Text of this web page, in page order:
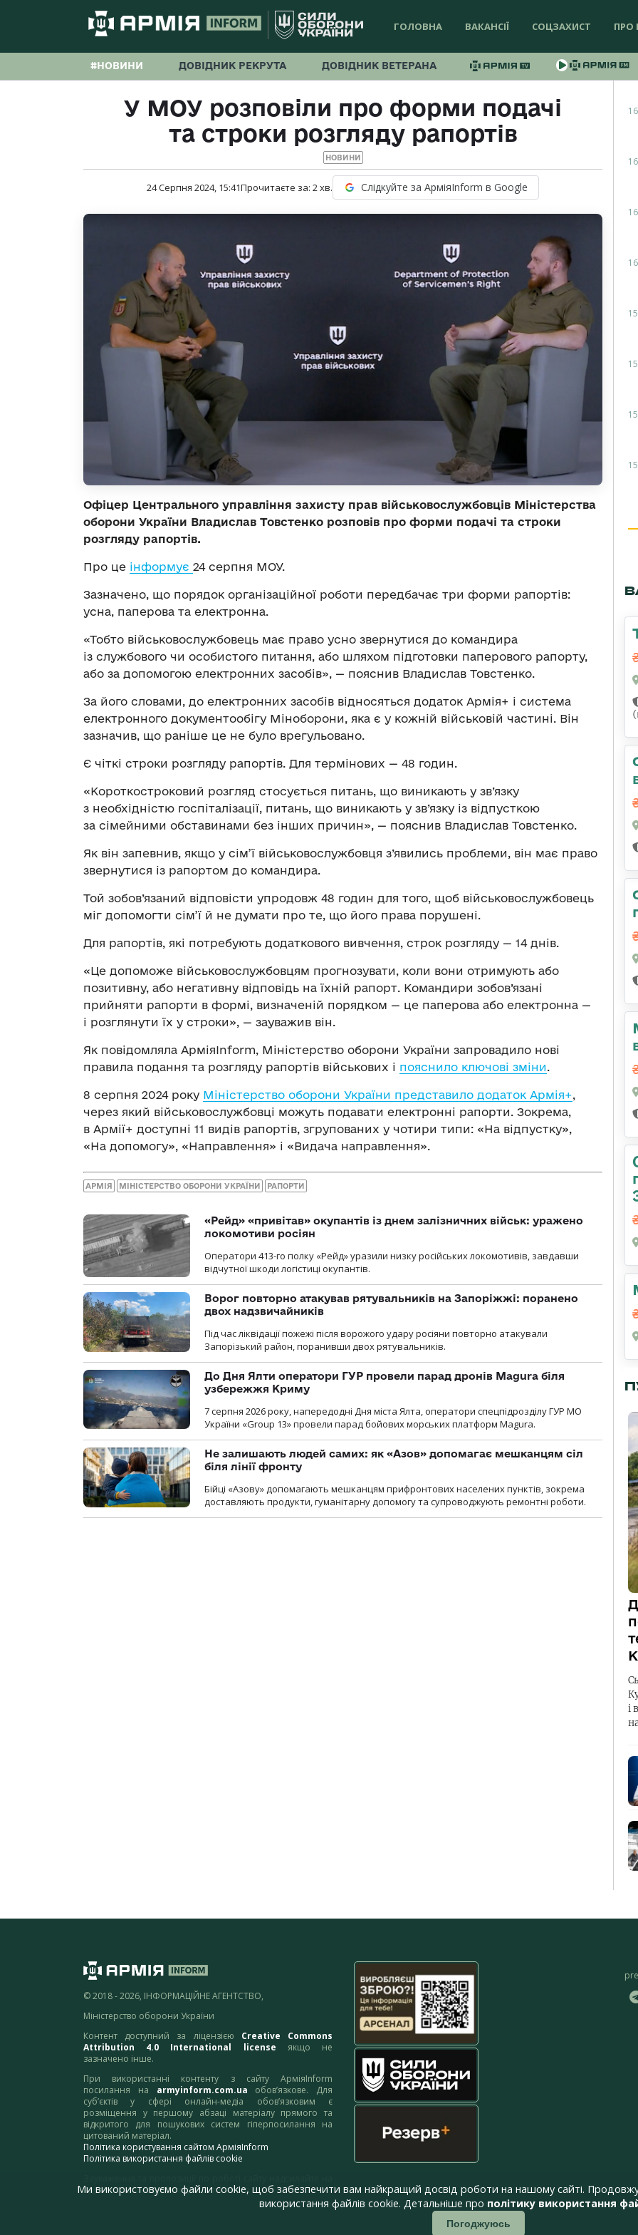
ГОЛОВНА ВАКАНСІЇ СОЦЗАХИСТ ПРО
#НОВИНИ ДОВІДНИК РЕКРУТА ДОВІДНИК ВЕТЕРАНА
У МОУ розповіли про форми подачі
та строки розгляду рапортів
НОВИНИ
24 Серпня 2024, 15:41Прочитаєте за: 2хв. Слідкуйте за АрміяInform в Google
Офіцер Центрального управління захисту прав військовослужбовців Міністерства
оборони України Владислав Товстенко розповів про форми подачі та строки
розгляду рапортів.
Про це інформує 24 серпня МОУ.
Зазначено, що порядок організаційної роботи передбачає три форми рапортів:
усна, паперова та електронна.
«Тобто військовослужбовець має право усно звернутися до командира
із службового чи особистого питання, або шляхом підготовки паперового рапорту,
або за допомогою електронних засобів», — пояснив Владислав Товстенко.
За його словами, до електронних засобів відносяться додаток Армія+ і система
електронного документообігу Міноборони, яка є у кожній військовій частині. Він
зазначив, що раніше це не було врегульовано.
Є чіткі строки розгляду рапортів. Для термінових — 48 годин.
«Короткостроковий розгляд стосується питань, що виникають у зв’язку
з необхідністю госпіталізації, питань, що виникають у зв’язку із відпусткою
за сімейними обставинами без інших причин», — пояснив Владислав Товстенко.
Як він запевнив, якщо у сім’ї військовослужбовця з’явились проблеми, він має право
звернутися із рапортом до командира.
Той зобов’язаний відповісти упродовж 48 годин для того, щоб військовослужбовець
міг допомогти сім’ї й не думати про те, що його права порушені.
Для рапортів, які потребують додаткового вивчення, строк розгляду — 14 днів.
«Це допоможе військовослужбовцям прогнозувати, коли вони отримують або
позитивну, або негативну відповідь на їхній рапорт. Командири зобов’язані
прийняти рапорти в формі, визначеній порядком — це паперова або електронна —
і розглянути їх у строки», — зауважив він.
Як повідомляла АрміяInform, Міністерство оборони України запровадило нові
правила подання та розгляду рапортів військових і пояснило ключові зміни.
8 серпня 2024 року Міністерство оборони України представило додаток Армія+,
через який військовослужбовці можуть подавати електронні рапорти. Зокрема,
в Армії+ доступні 11 видів рапортів, згрупованих у чотири типи: «На відпустку»,
«На допомогу», «Направлення» і «Видача направлення».
АРМІЯ МІНІСТЕРСТВО ОБОРОНИ УКРАЇНИ РАПОРТИ
«Рейд» «привітав» окупантів із днем залізничних військ: уражено
локомотиви росіян
Оператори 413-го полку «Рейд» уразили низку російських локомотивів, завдавши
відчутної шкоди логістиці окупантів.
Ворог повторно атакував рятувальників на Запоріжжі: поранено
двох надзвичайників
Під час ліквідації пожежі після ворожого удару росіяни повторно атакували
Запорізький район, поранивши двох рятувальників.
До Дня Ялти оператори ГУР провели парад дронів Magura біля
узбережжя Криму
7 серпня 2026 року, напередодні Дня міста Ялта, оператори спецпідрозділу ГУР МО
України «Group 13» провели парад бойових морських платформ Magura.
Не залишають людей самих: як «Азов» допомагає мешканцям сіл
біля лінії фронту
Бійці «Азову» допомагають мешканцям прифронтових населених пунктів, зокрема
доставляють продукти, гуманітарну допомогу та супроводжують ремонтні роботи.
і
© 2018 - 2026, ІНФОРМАЦІЙНЕ АГЕНТСТВО,
Міністерство оборони України
Контент доступний за ліцензією Creative Commons
Attribution 4.0 International license якщо не
зазначено інше.
При використанні контенту з сайту АрміяInform
посилання на armyinform.com.ua обов’язкове. Для
суб’єктів у сфері онлайн-медіа обов’язковим є
розміщення у першому абзаці матеріалу прямого та
відкритого для пошукових систем гіперпосилання на
цитований матеріал.
Політика користування сайтом АрміяInform
Політика використання файлів cookie
адресу:webmaster@armyinform.com.ua
Ми використовуємо файли cookie, щоб забезпечити вам найкращий досвід роботи на нашому сайті.
використання файлів cookie. Детальніше про політику використання
Погоджуюсь